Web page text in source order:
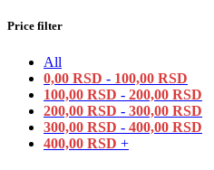
Price filter
All
0,00 RSD - 100,00 RSD
100,00 RSD - 200,00 RSD
200,00 RSD - 300,00 RSD
300,00 RSD - 400,00 RSD
400,00 RSD +